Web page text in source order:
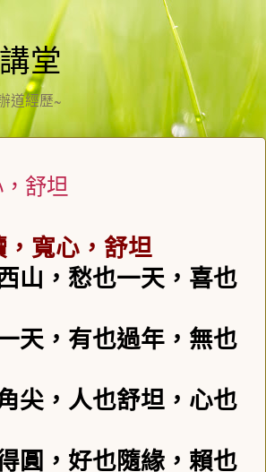
堂
道經歷~
舒坦
，寬心，舒坦
山，愁也一天，喜也
天，有也過年，無也
尖，人也舒坦，心也
圓，好也隨緣，賴也